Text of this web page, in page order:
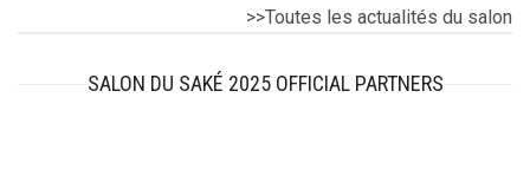
>>Toutes les actualités du salon
SALON DU SAKÉ 2025 OFFICIAL PARTNERS